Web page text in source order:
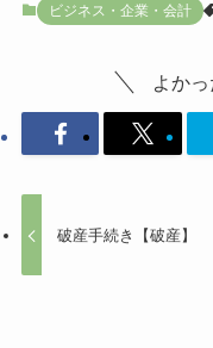
ビジネス・企業・会計
よか
破産手続き【破産】